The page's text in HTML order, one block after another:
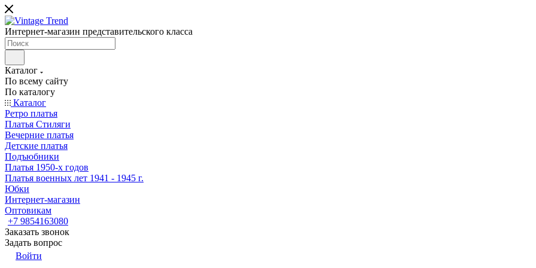
Интернет-магазин представительского класса
Каталог
По всему сайту
По каталогу
Каталог
Ретро платья
Платья Стиляги
Вечерние платья
Детские платья
Подъюбники
Платья 1950-х годов
Платья военных лет 1941 - 1945 г.
Юбки
Интернет-магазин
Оптовикам
+7 9854163080
Заказать звонок
Задать вопрос
Войти